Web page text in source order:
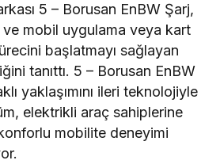
5 – Borusan EnBW Şarj,
mobil uygulama veya kart
başlatmayı sağlayan
tanıttı. 5 – Borusan EnBW
yaklaşımını ileri teknolojiyle
elektrikli araç sahiplerine
mobilite deneyimi